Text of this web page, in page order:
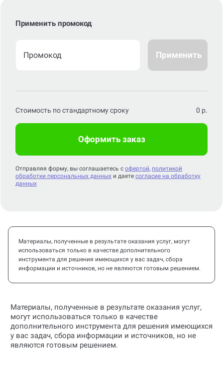
Применить промокод
Применить
Стоимость по стандартному сроку 0 р.
Оформить заказ
Отправляя форму, вы соглашаетесь с офертой, политикой
обработки персональных данных и даете согласие на обработку
данных
Материалы, полученные в результате оказания услуг, могут
использоваться только в качестве дополнительного
инструмента для решения имеющихся у вас задач, сбора
информации и источников, но не являются готовым решением.
Материалы, полученные в результате оказания услуг,
могут использоваться только в качестве
дополнительного инструмента для решения имеющихся
у вас задач, сбора информации и источников, но не
являются готовым решением.